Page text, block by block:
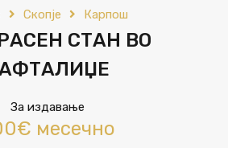
Скопје Карпош
СТАН ВО
За издавање
месечно